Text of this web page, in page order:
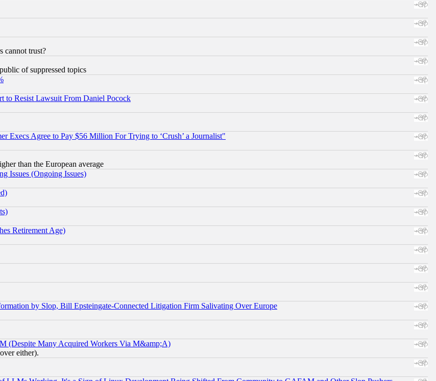
cannot trust?
of suppressed topics
to Resist Lawsuit From Daniel Pocock
Agree to Pay $56 Million For Trying to ‘Crush’ a Journalist"
than the European average
Issues (Ongoing Issues)
Retirement Age)
by Slop, Bill Epsteingate-Connected Litigation Firm Salivating Over Europe
(Despite Many Acquired Workers Via M&amp;A)
either).